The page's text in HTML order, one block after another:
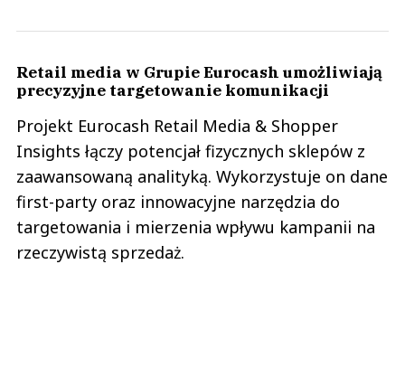
Retail media w Grupie Eurocash umożliwiają
precyzyjne targetowanie komunikacji
Projekt Eurocash Retail Media & Shopper
Insights łączy potencjał fizycznych sklepów z
zaawansowaną analityką. Wykorzystuje on dane
first-party oraz innowacyjne narzędzia do
targetowania i mierzenia wpływu kampanii na
rzeczywistą sprzedaż.